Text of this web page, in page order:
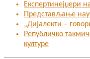
Експертинејџери
Представљање
„Дијалекти –
Републичко
културе